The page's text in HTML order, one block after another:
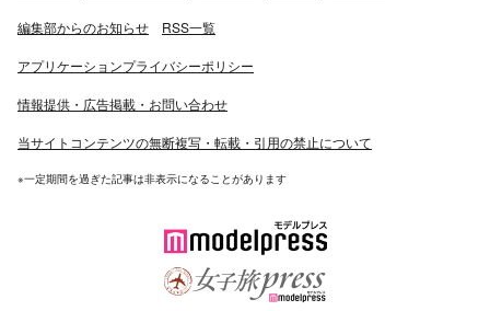
編集部からのお知らせ RSS一覧
アプリケーションプライバシーポリシー
情報提供・広告掲載・お問い合わせ
当サイトコンテンツの無断複写・転載・引用の禁止について
※一定期間を過ぎた記事は非表示になることがあります